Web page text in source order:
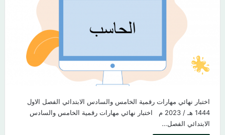
اختبار نهائي مهارات رقمية الخامس والسادس الابتدائي الفصل الاول
1444 هـ / 2023 م اختبار نهائي مهارات رقمية الخامس والسادس
الابتدائي الفصل…